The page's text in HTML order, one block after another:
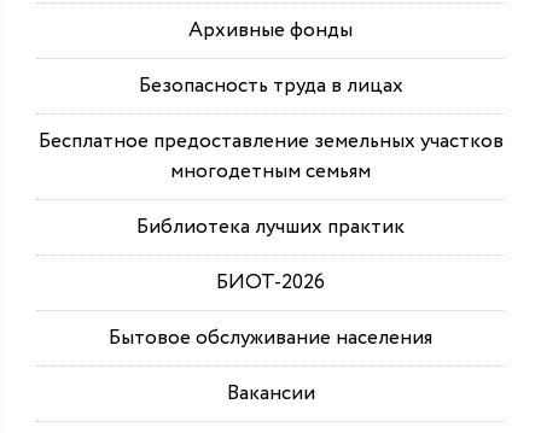
Архивные фонды
Безопасность труда в лицах
Бесплатное предоставление земельных участков
многодетным семьям
Библиотека лучших практик
БИОТ-2026
Бытовое обслуживание населения
Вакансии